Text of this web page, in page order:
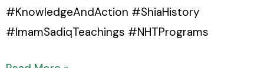
#KnowledgeAndAction #ShiaHistory
#ImamSadiqTeachings #NHTPrograms